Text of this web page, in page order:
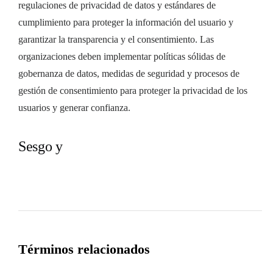
regulaciones de privacidad de datos y estándares de
cumplimiento para proteger la información del usuario y
garantizar la transparencia y el consentimiento. Las
organizaciones deben implementar políticas sólidas de
gobernanza de datos, medidas de seguridad y procesos de
gestión de consentimiento para proteger la privacidad de los
usuarios y generar confianza.
Sesgo y
Términos relacionados